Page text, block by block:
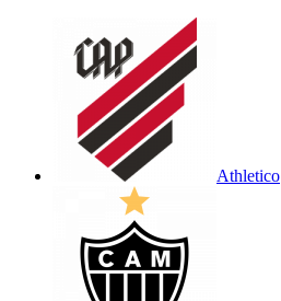
Athletico